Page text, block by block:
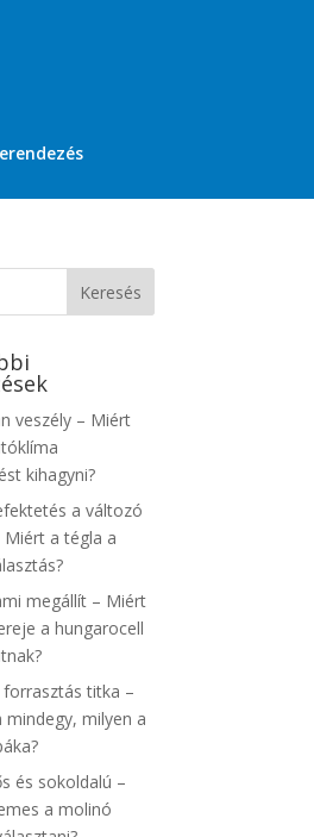
veszély – Miért
kihagyni?
a változó
Miért a tégla a
megállít – Miért
a hungarocell
titka –
mindegy, milyen a
és sokoldalú –
a molinó